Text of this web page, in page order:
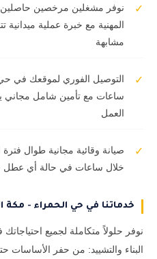
✓
مشابهة
✓
التوصيل الفوري لموقعك في
ساعات مع تأمين شامل مجاني
العمل
✓
صيانة وقائية مجانية طوال
خلال ساعات في حالة أي عطل
خدماتنا في حي الحمراء - مكة
نوفر حلولاً متكاملة لجميع
البناء والتشييد: من حفر الأساسات